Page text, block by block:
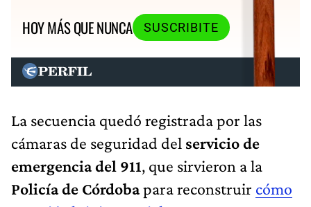
HOY MÁS QUE NUNCA
SUSCRIBITE
La secuencia quedó registrada por las
cámaras de seguridad del servicio de
emergencia del 911, que sirvieron a la
Policía de Córdobapara reconstruir cómo